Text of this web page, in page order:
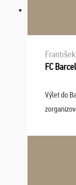
František
FC
Výlet do